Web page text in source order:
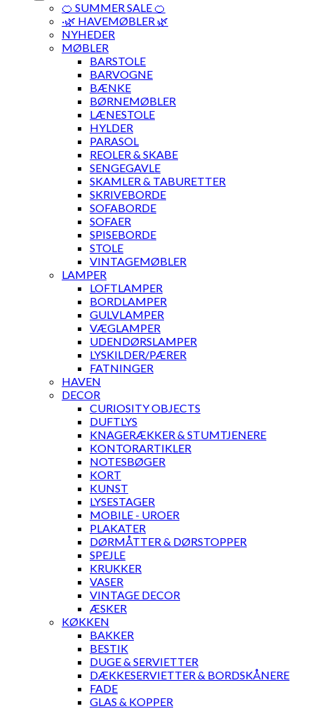
🍊 SUMMER SALE 🍊
·🌿 HAVEMØBLER 🌿
NYHEDER
MØBLER
BARSTOLE
BARVOGNE
BÆNKE
BØRNEMØBLER
LÆNESTOLE
HYLDER
PARASOL
REOLER & SKABE
SENGEGAVLE
SKAMLER & TABURETTER
SKRIVEBORDE
SOFABORDE
SOFAER
SPISEBORDE
STOLE
VINTAGEMØBLER
LAMPER
LOFTLAMPER
BORDLAMPER
GULVLAMPER
VÆGLAMPER
UDENDØRSLAMPER
LYSKILDER/PÆRER
FATNINGER
HAVEN
DECOR
CURIOSITY OBJECTS
DUFTLYS
KNAGERÆKKER & STUMTJENERE
KONTORARTIKLER
NOTESBØGER
KORT
KUNST
LYSESTAGER
MOBILE - UROER
PLAKATER
DØRMÅTTER & DØRSTOPPER
SPEJLE
KRUKKER
VASER
VINTAGE DECOR
ÆSKER
KØKKEN
BAKKER
BESTIK
DUGE & SERVIETTER
DÆKKESERVIETTER & BORDSKÅNERE
FADE
GLAS & KOPPER